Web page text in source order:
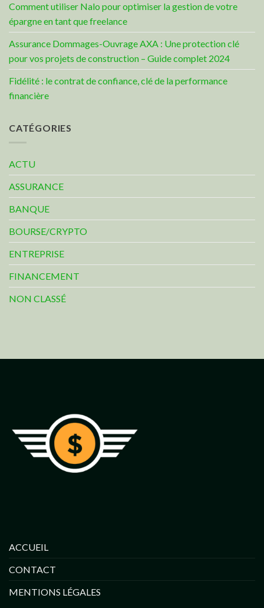
Comment utiliser Nalo pour optimiser la gestion de votre
épargne en tant que freelance
Assurance Dommages-Ouvrage AXA : Une protection clé
pour vos projets de construction – Guide complet 2024
Fidélité : le contrat de confiance, clé de la performance
financière
CATÉGORIES
ACTU
ASSURANCE
BANQUE
BOURSE/CRYPTO
ENTREPRISE
FINANCEMENT
NON CLASSÉ
ACCUEIL
CONTACT
MENTIONS LÉGALES